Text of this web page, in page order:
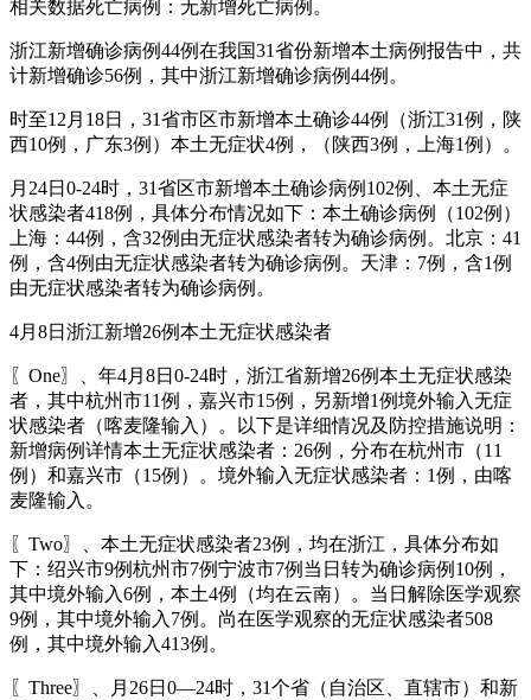
相关数据死亡病例：无新增死亡病例。
浙江新增确诊病例44例在我国31省份新增本土病例报告中，共
计新增确诊56例，其中浙江新增确诊病例44例。
时至12月18日，31省市区市新增本土确诊44例（浙江31例，陕
西10例，广东3例）本土无症状4例，（陕西3例，上海1例）。
月24日0-24时，31省区市新增本土确诊病例102例、本土无症
状感染者418例，具体分布情况如下：本土确诊病例（102例）
上海：44例，含32例由无症状感染者转为确诊病例。北京：41
例，含4例由无症状感染者转为确诊病例。天津：7例，含1例
由无症状感染者转为确诊病例。
4月8日浙江新增26例本土无症状感染者
〖One〗、年4月8日0-24时，浙江省新增26例本土无症状感染
者，其中杭州市11例，嘉兴市15例，另新增1例境外输入无症
状感染者（喀麦隆输入）。以下是详细情况及防控措施说明：
新增病例详情本土无症状感染者：26例，分布在杭州市（11
例）和嘉兴市（15例）。境外输入无症状感染者：1例，由喀
麦隆输入。
〖Two〗、本土无症状感染者23例，均在浙江，具体分布如
下：绍兴市9例杭州市7例宁波市7例当日转为确诊病例10例，
其中境外输入6例，本土4例（均在云南）。当日解除医学观察
9例，其中境外输入7例。尚在医学观察的无症状感染者508
例，其中境外输入413例。
〖Three〗、月26日0—24时，31个省（自治区、直辖市）和新